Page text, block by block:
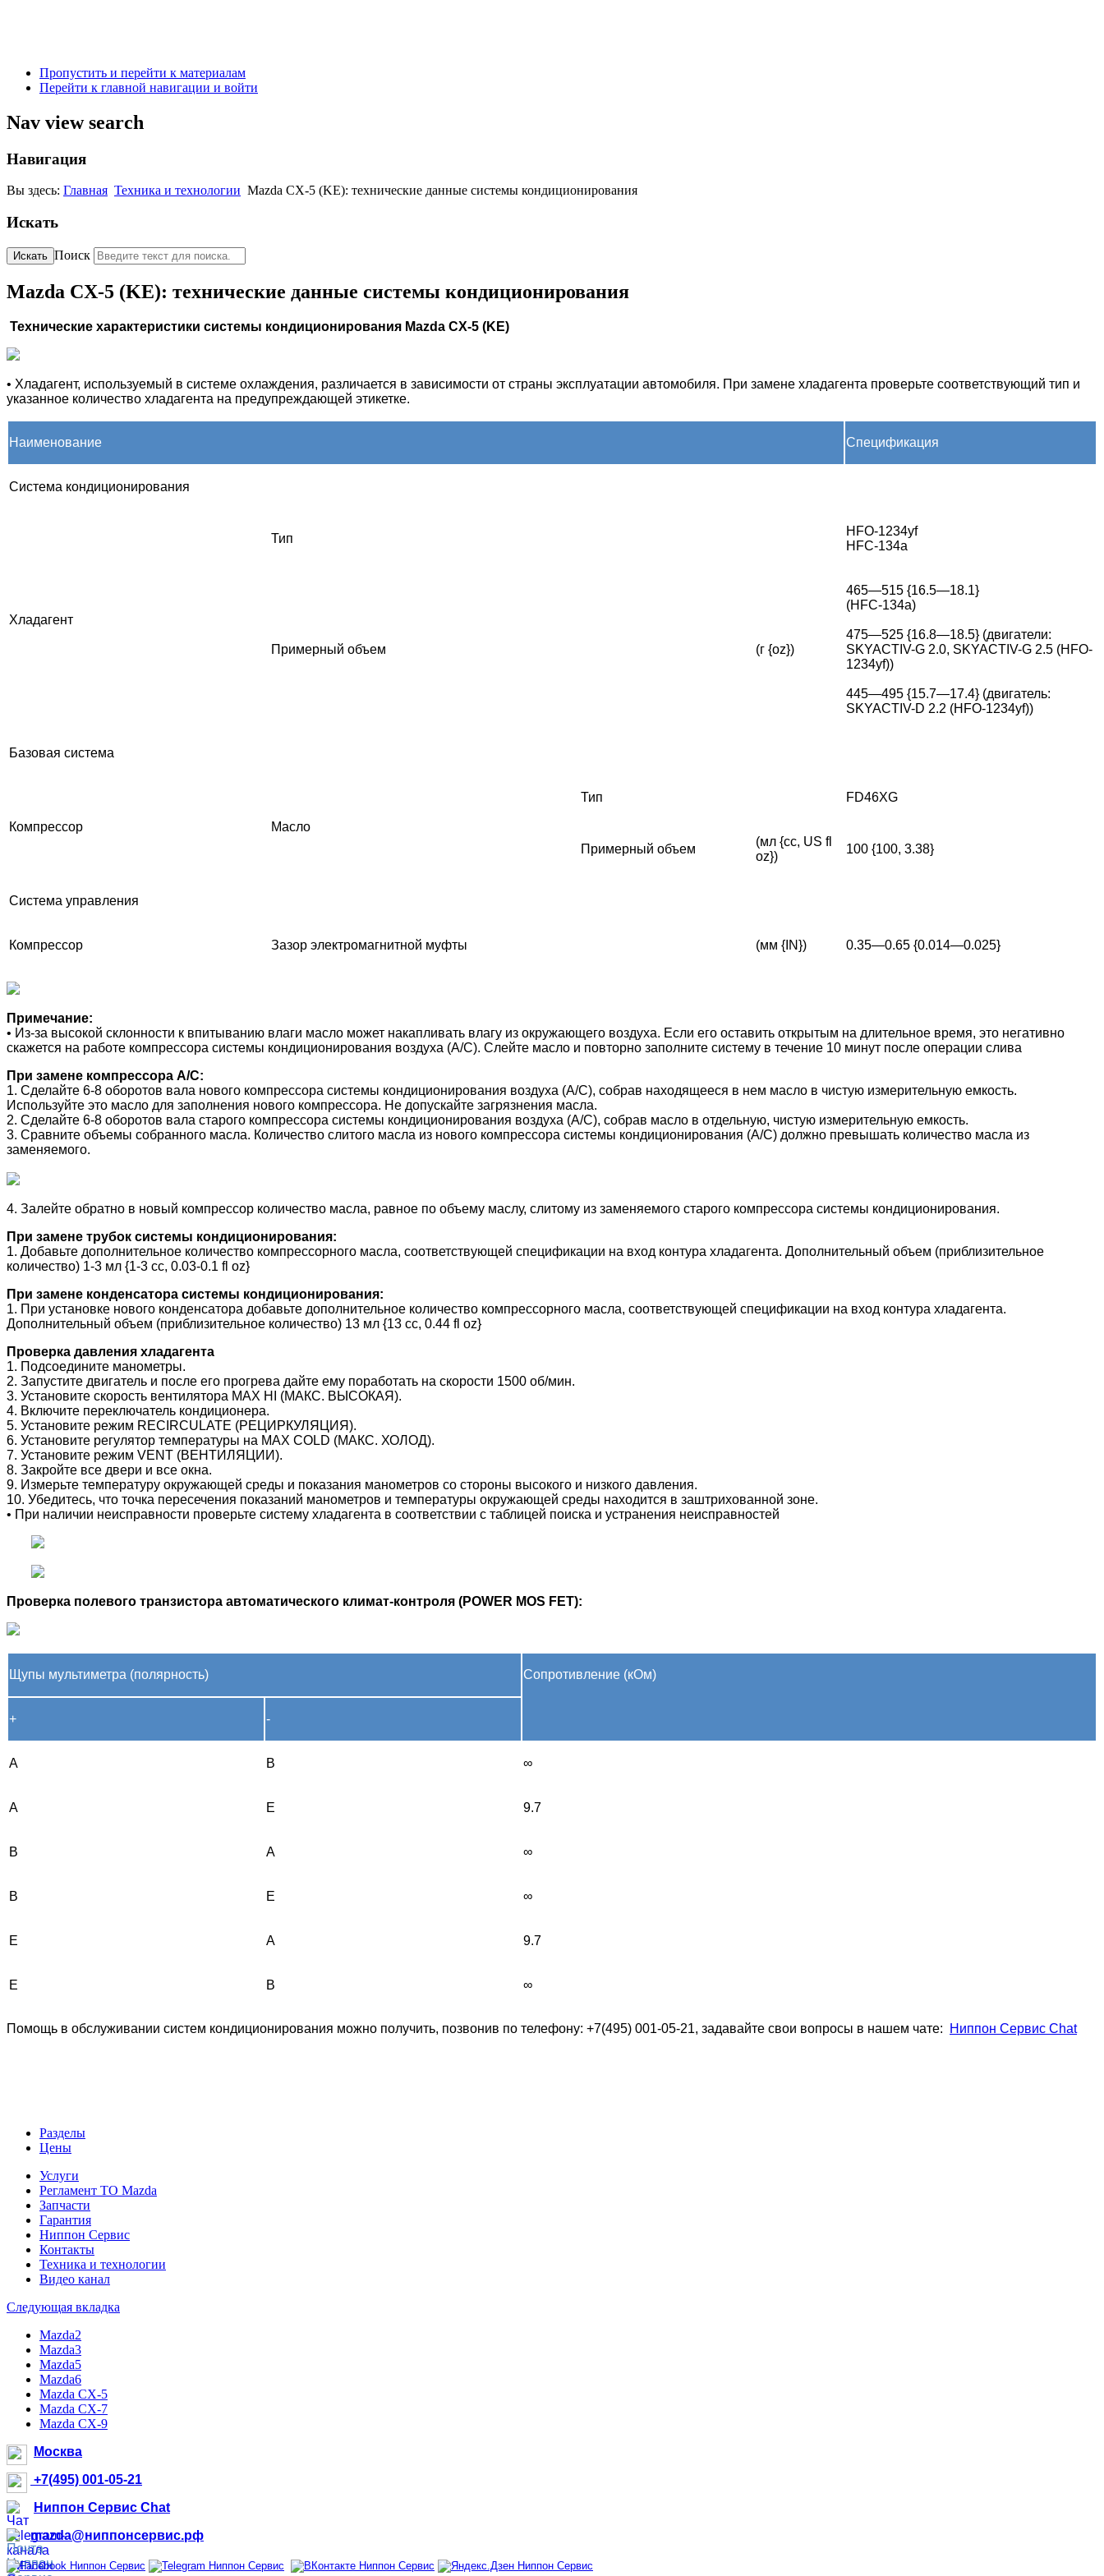
Пропустить и перейти к материалам
Перейти к главной навигации и войти
Nav view search
Навигация
Вы здесь: Главная Техника и технологии Mazda CX-5 (KE): технические данные системы кондиционирования
Искать
Искать Поиск
Mazda CX-5 (KE): технические данные системы кондиционирования
Технические характеристики системы кондиционирования Mazda CX-5 (KE)
• Хладагент, используемый в системе охлаждения, различается в зависимости от страны эксплуатации автомобиля. При замене хладагента проверьте соответствующий тип и
указанное количество хладагента на предупреждающей этикетке.
Наименование Спецификация
Система кондиционирования
Хладагент
Тип
HFO-1234yf
HFC-134a
Примерный объем (г {oz})
465—515 {16.5—18.1}
(HFC-134a)
475—525 {16.8—18.5} (двигатели:
SKYACTIV-G 2.0, SKYACTIV-G 2.5 (HFO-
1234yf))
445—495 {15.7—17.4} (двигатель:
SKYACTIV-D 2.2 (HFO-1234yf))
Базовая система
Компрессор Масло
Тип FD46XG
Примерный объем
(мл {cc, US fl
oz})
100 {100, 3.38}
Система управления
Компрессор Зазор электромагнитной муфты (мм {IN}) 0.35—0.65 {0.014—0.025}
Примечание:
• Из-за высокой склонности к впитыванию влаги масло может накапливать влагу из окружающего воздуха. Если его оставить открытым на длительное время, это негативно
скажется на работе компрессора системы кондиционирования воздуха (A/C). Слейте масло и повторно заполните систему в течение 10 минут после операции слива
При замене компрессора A/C:
1. Сделайте 6-8 оборотов вала нового компрессора системы кондиционирования воздуха (A/C), собрав находящееся в нем масло в чистую измерительную емкость.
Используйте это масло для заполнения нового компрессора. Не допускайте загрязнения масла.
2. Сделайте 6-8 оборотов вала старого компрессора системы кондиционирования воздуха (A/C), собрав масло в отдельную, чистую измерительную емкость.
3. Сравните объемы собранного масла. Количество слитого масла из нового компрессора системы кондиционирования (A/C) должно превышать количество масла из
заменяемого.
4. Залейте обратно в новый компрессор количество масла, равное по объему маслу, слитому из заменяемого старого компрессора системы кондиционирования.
При замене трубок системы кондиционирования:
1. Добавьте дополнительное количество компрессорного масла, соответствующей спецификации на вход контура хладагента. Дополнительный объем (приблизительное
количество) 1-3 мл {1-3 cc, 0.03-0.1 fl oz}
При замене конденсатора системы кондиционирования:
1. При установке нового конденсатора добавьте дополнительное количество компрессорного масла, соответствующей спецификации на вход контура хладагента.
Дополнительный объем (приблизительное количество) 13 мл {13 cc, 0.44 fl oz}
Проверка давления хладагента
1. Подсоедините манометры.
2. Запустите двигатель и после его прогрева дайте ему поработать на скорости 1500 об/мин.
3. Установите скорость вентилятора MAX HI (МАКС. ВЫСОКАЯ).
4. Включите переключатель кондиционера.
5. Установите режим RECIRCULATE (РЕЦИРКУЛЯЦИЯ).
6. Установите регулятор температуры на MAX COLD (МАКС. ХОЛОД).
7. Установите режим VENT (ВЕНТИЛЯЦИИ).
8. Закройте все двери и все окна.
9. Измерьте температуру окружающей среды и показания манометров со стороны высокого и низкого давления.
10. Убедитесь, что точка пересечения показаний манометров и температуры окружающей среды находится в заштрихованной зоне.
• При наличии неисправности проверьте систему хладагента в соответствии с таблицей поиска и устранения неисправностей
Проверка полевого транзистора автоматического климат-контроля (POWER MOS FET):
Щупы мультиметра (полярность) Сопротивление (кОм)
+ -
A B ∞
A Е 9.7
B A ∞
B Е ∞
Е A 9.7
Е B ∞
Помощь в обслуживании систем кондиционирования можно получить, позвонив по телефону: +7(495) 001-05-21, задавайте свои вопросы в нашем чате: Ниппон Сервис Chat
Разделы
Цены
Услуги
Регламент ТО Mazda
Запчасти
Гарантия
Ниппон Сервис
Контакты
Техника и технологии
Видео канал
Следующая вкладка
Mazda2
Mazda3
Mazda5
Mazda6
Mazda CX-5
Mazda CX-7
Mazda CX-9
Москва
+7(495) 001-05-21
Ниппон Сервис Chat
mazda@ниппонсервис.рф